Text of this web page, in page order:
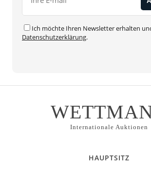
Ich möchte Ihren Newsletter erhalten
Datenschutzerklärung.
Internationale Auktionen
HAUPTSITZ